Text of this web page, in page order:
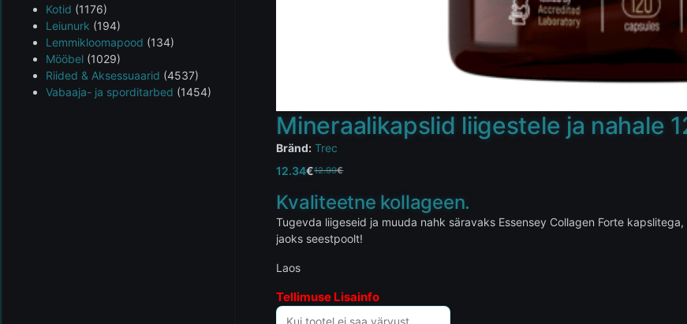
Mineraalikapslid liigestele ja nahale
Bränd: Trec
12.99€
12.34€
Kvaliteetne kollageen.
Tugevda liigeseid ja muuda nahk säravaks Essensey Collagen Forte
jaoks seestpoolt!
Laos
Tellimuse Lisainfo
Kotid (1176)
Leiunurk (194)
Lemmikloomapood (134)
Mööbel (1029)
Riided & Aksessuaarid (4537)
Vabaaja- ja sporditarbed (1454)